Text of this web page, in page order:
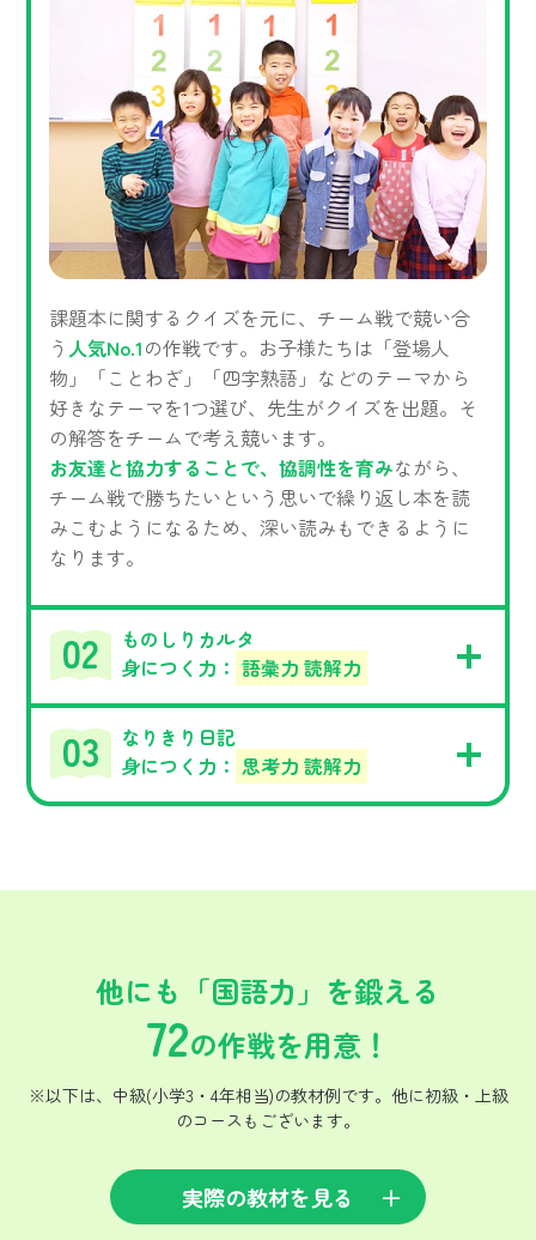
課題本に関するクイズを元に、チーム戦で競い合
う 人気No.1の作戦です。お子様たちは「登場人
物」「ことわざ」「四字熟語」などのテーマから
好きなテーマを1つ選び、先生がクイズを出題。そ
の解答をチームで考え競います。
お友達と協力することで、協調性を育みながら、
チーム戦で勝ちたいという思いで繰り返し本を読
みこむようになるため、深い読みもできるように
なります。
ものしりカルタ
身につく力： 語彙力 読解力
なりきり日記
身につく力： 思考力 読解力
他にも「国語力」を鍛える
72の作戦を用意！
※以下は、中級(小学3・4年相当)の教材例です。他に初級・上級
のコースもございます。
実際の教材を見る